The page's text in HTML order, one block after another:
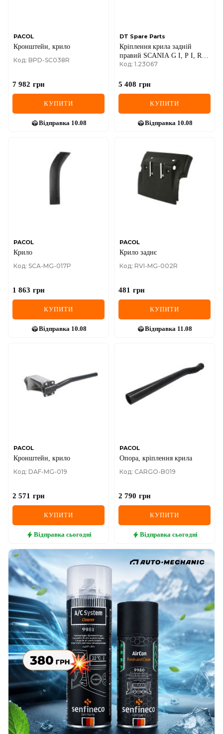
PACOL
Кронштейн, крило
Код: BPD-SC038R
7 982 грн
КУПИТИ
Відправка 10.08
DT Spare Parts
Кріплення крила задній
правий SCANIA G I, P I, R I,
T 01.03-05.19
Код: 1.23067
5 408 грн
КУПИТИ
Відправка 10.08
PACOL
Крило
Код: SCA-MG-017P
1 863 грн
КУПИТИ
Відправка 10.08
PACOL
Крило заднє
Код: RVI-MG-002R
481 грн
КУПИТИ
Відправка 11.08
PACOL
Кронштейн, крило
Код: DAF-MG-019
2 571 грн
КУПИТИ
Відправка сьогодні
PACOL
Опора, кріплення крила
Код: CARGO-B019
2 790 грн
КУПИТИ
Відправка сьогодні